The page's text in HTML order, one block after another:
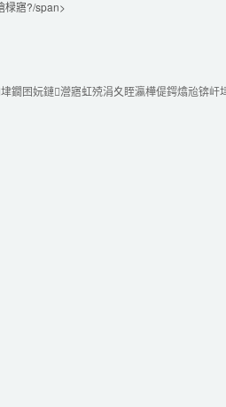
椂寤?/span>
鐗囨妧鏈瀯寤虹殑涓夊眰瀛樺偍鍔熻兘锛